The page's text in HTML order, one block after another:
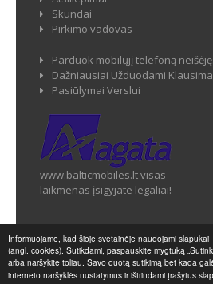
Informuojame, kad šioje svetainėje naudojami slapukai
(angl. cookies). Sutikdami, paspauskite mygtuką
arba naršykite toliau. Savo duotą sutikimą bet kada
interneto naršyklės nustatymus ir ištrindami įrašytus
Skundai
Pirkimo vadovas
Parduok mobilųjį telefoną
Dažniausiai Užduodami
Pasiūlymai Verslui
www.balticmobiles.lt visas
laikmenas įsigyjate legaliai!
Balticmobiles.lt - Mobiliųjų telefonų
2026